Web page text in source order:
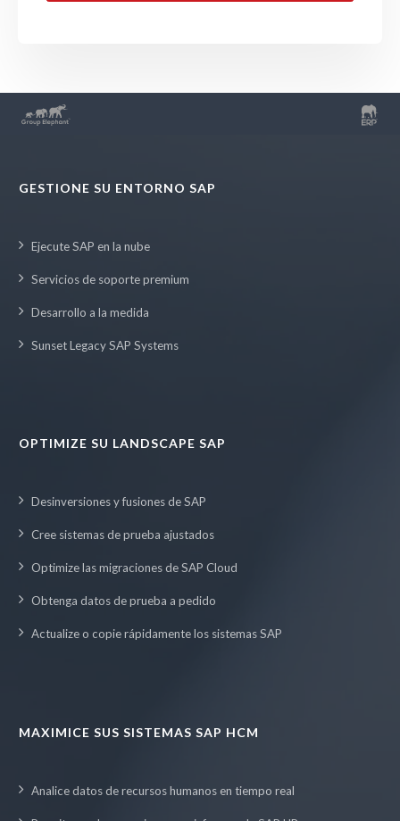
GESTIONE SU ENTORNO SAP
Ejecute SAP en la nube
Servicios de soporte premium
Desarrollo a la medida
Sunset Legacy SAP Systems
OPTIMIZE SU LANDSCAPE SAP
Desinversiones y fusiones de SAP
Cree sistemas de prueba ajustados
Optimize las migraciones de SAP Cloud
Obtenga datos de prueba a pedido
Actualize o copie rápidamente los sistemas SAP
MAXIMICE SUS SISTEMAS SAP HCM
Analice datos de recursos humanos en tiempo real